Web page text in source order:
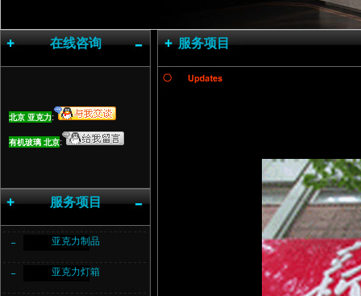
在线咨询
北京 亚克力:
有机玻璃 北京:
服务项目
亚克力制品
亚克力灯箱
服务项目